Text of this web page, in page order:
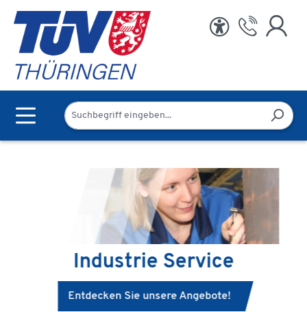
Zum Hauptinhalt springen
Industrie Service
Entdecken Sie unsere Angebote!